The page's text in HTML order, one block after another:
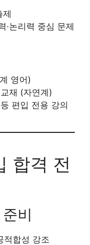
·논리력 중심 문제
영어)
재 (자연계)
편입 전용 강의
합격 전
비
적합성 강조